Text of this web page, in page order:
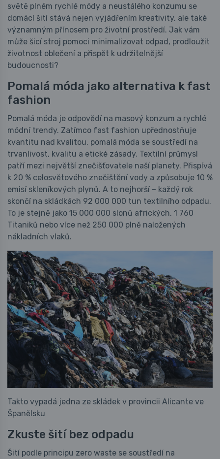
světě plném rychlé módy a neustálého konzumu se
domácí šití stává nejen vyjádřením kreativity, ale také
významným přínosem pro životní prostředí. Jak vám
může šicí stroj pomoci minimalizovat odpad, prodloužit
životnost oblečení a přispět k udržitelnější
budoucnosti?
Pomalá móda jako alternativa k fast
fashion
Pomalá móda je odpovědí na masový konzum a rychlé
módní trendy. Zatímco fast fashion upřednostňuje
kvantitu nad kvalitou, pomalá móda se soustředí na
trvanlivost, kvalitu a etické zásady. Textilní průmysl
patří mezi největší znečišťovatele naší planety. Přispívá
k 20 % celosvětového znečištění vody a způsobuje 10 %
emisí skleníkových plynů. A to nejhorší – každý rok
skončí na skládkách 92 000 000 tun textilního odpadu.
To je stejně jako 15 000 000 slonů afrických, 1 760
Titaniků nebo více než 250 000 plně naložených
nákladních vlaků.
Takto vypadá jedna ze skládek v provincii Alicante ve
Španělsku
Zkuste šití bez odpadu
Šití podle principu zero waste se soustředí na